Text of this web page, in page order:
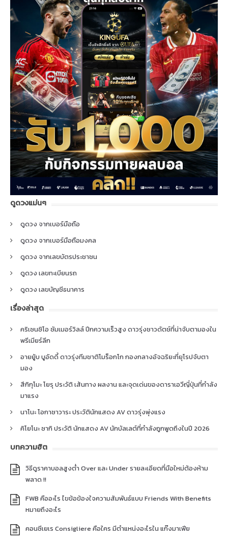
ดูดวงแม่นๆ
ดูดวง จากเบอร์มือถือ
ดูดวง จากเบอร์มือถือมงคล
ดูดวง จากเลขบัตรประชาชน
ดูดวง เลขทะเบียนรถ
ดูดวง เลขบัญชีธนาคาร
เรื่องล่าสุด
คริเซนซิโอ ซัมเมอร์วิลล์ ปีกความเร็วสูง ดาวรุ่งชาวดัตช์ที่น่าจับตามองใน
พรีเมียร์ลีก
อายยู้บ บูอัดดี้ ดาวรุ่งทีมชาติโมร็อกโก กองกลางอัจฉริยะที่ยุโรปจับตา
มอง
สึกิกุโมะ โยรุ ประวัติ เส้นทาง ผลงาน และจุดเด่นของดาราเอวีญี่ปุ่นที่กำลัง
มาแรง
นาโนะ โอกาซาวาระ ประวัตินักแสดง AV ดาวรุ่งพุ่งแรง
คิโยโนะ ซากิ ประวัติ นักแสดง AV นักบัลเลต์ที่กำลังถูกพูดถึงในปี 2026
บทความฮิต
วิธีดูราคาบอลสูงต่ำ Over และ Under รายละเอียดที่มือใหม่ต้องห้าม
พลาด !!
FWB คืออะไร ไขข้อข้องใจความสัมพันธ์แบบ Friends With Benefits
หมายถึงอะไร
คอนซีเยเร Consigliere คือใคร มีตำแหน่งอะไรใน แก๊งมาเฟีย